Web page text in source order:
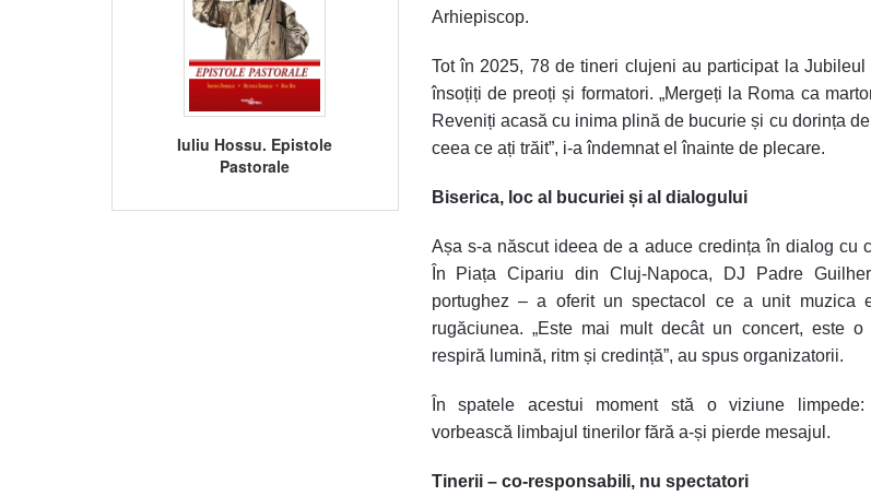
Iuliu Hossu. Epistole
Pastorale
Arhiepiscop.
Tot în 2025, 78 de tineri clujeni au participat la
însoțiți de preoți și formatori. „Mergeți la Roma ca
Reveniți acasă cu inima plină de bucurie și cu dorința
ceea ce ați trăit”, i-a îndemnat el înainte de plecare.
Biserica, loc al bucuriei și al dialogului
Așa s-a născut ideea de a aduce credința în dialog cu
În Piața Cipariu din Cluj-Napoca, DJ Padre
portughez – a oferit un spectacol ce a unit muzica
rugăciunea. „Este mai mult decât un concert, este
respiră lumină, ritm și credință”, au spus organizatorii.
În spatele acestui moment stă o viziune
vorbească limbajul tinerilor fără a-și pierde mesajul.
Tinerii – co-responsabili, nu spectatori